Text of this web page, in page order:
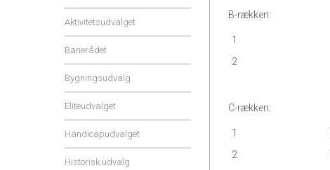
B-rækken:
1
2
C-rækken:
1
2
Aktivitetsudvalget
Banerådet
Bygningsudvalg
Eliteudvalget
Handicapudvalget
Historisk udvalg